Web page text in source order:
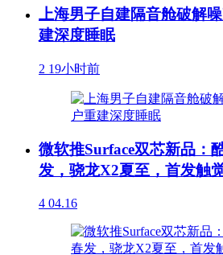
上海男子自建隔音舱破解
建深度睡眠
2 19小时前
微软推Surface双芯新品：
发，骁龙X2夏至，首发触
4 04.16